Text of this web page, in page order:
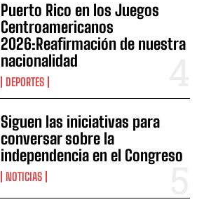
Puerto Rico en los Juegos
Centroamericanos
2026:Reafirmación de nuestra
nacionalidad
DEPORTES
Siguen las iniciativas para
conversar sobre la
independencia en el Congreso
NOTICIAS